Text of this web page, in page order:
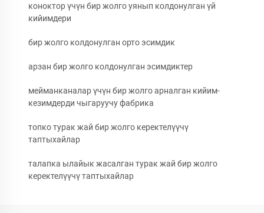
коноктор үчүн бир жолго уянып колдонулган үй
кийимдери
бир жолго колдонулган орто эсимдик
арзан бир жолго колдонулган эсимдиктер
мейманканалар үчүн бир жолго арналган кийим-
кезимдерди чыгаруучу фабрика
топко турак жай бир жолго керектелүүчү
таптыхайлар
талапка ылайык жасалган турак жай бир жолго
керектелүүчү таптыхайлар